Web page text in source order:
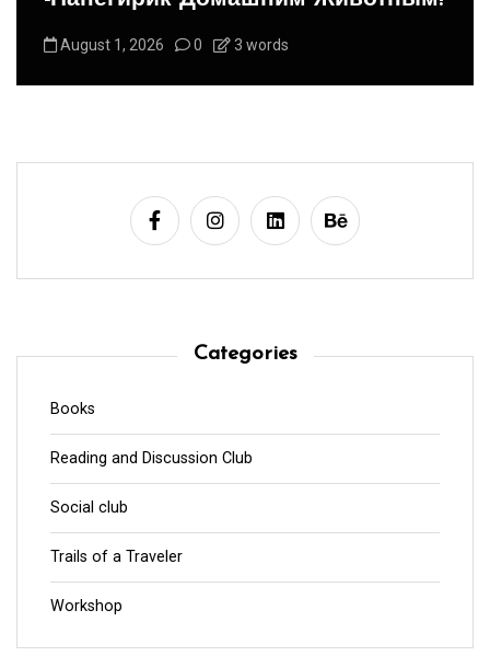
August 1, 2026 0 3 words
Categories
Books
Reading and Discussion Club
Social club
Trails of a Traveler
Workshop